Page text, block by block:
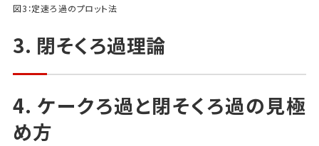
図3：定速ろ過のプロット法
3. 閉そくろ過理論
4. ケークろ過と閉そくろ過の見極
め方